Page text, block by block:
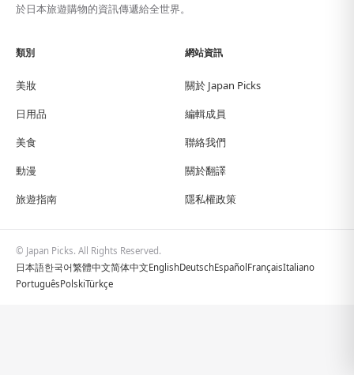
於日本旅遊購物的資訊傳遞給全世界。
類別
美妝
日用品
美食
動漫
旅遊指南
網站資訊
關於 Japan Picks
編輯成員
聯絡我們
關於翻譯
隱私權政策
© Japan Picks. All Rights Reserved.
日本語한국어繁體中文简体中文EnglishDeutschEspañolFrançaisItaliano
PortuguêsPolskiTürkçe